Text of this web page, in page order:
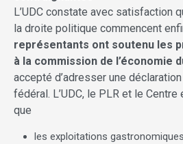
L’UDC constate avec satisfaction
la droite politique commencent
représentants ont soutenu les
à la commission de l’économie
accepté d’adresser une
fédéral. L’UDC, le PLR et le
que
les exploitations